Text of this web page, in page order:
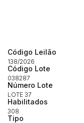
Código Leilão
138/2026
Código Lote
038287
Número Lote
LOTE 37
Habilitados
308
Tipo
(Art. 895, CPC)
Histórico
Clique aqui para
Habilite-se para